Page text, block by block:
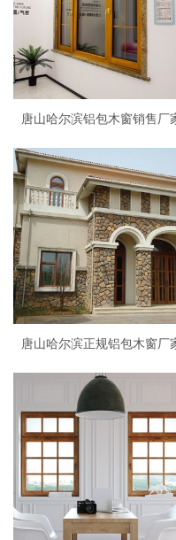
唐山哈尔滨铝包木窗销售厂
唐山哈尔滨正规铝包木窗厂